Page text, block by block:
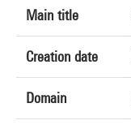
Main title
Creation date
Domain